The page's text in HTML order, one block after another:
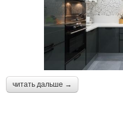
читать дальше →